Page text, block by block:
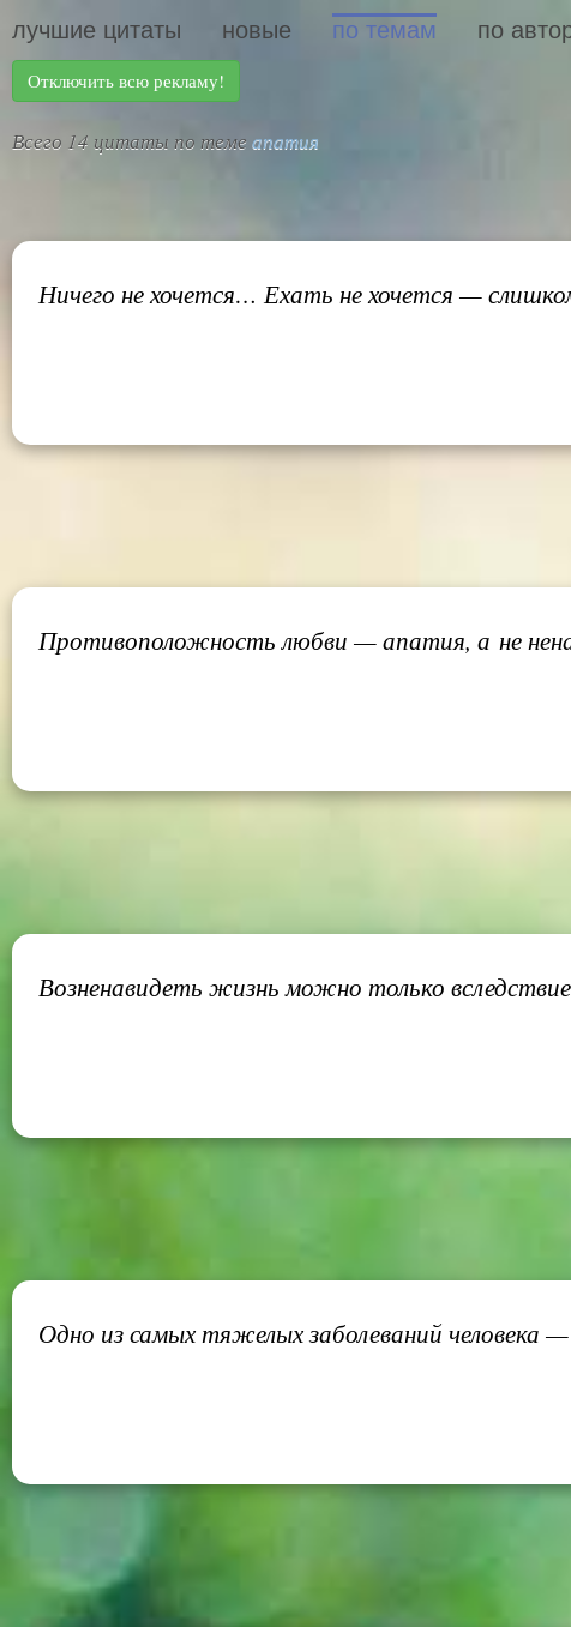
лучшие цитаты новые по темам по
Отключить всю рекламу!
Всего 14 цитаты по теме апатия
Ничего не хочется… Ехать не хочется —
Противоположность любви — апатия, а не
Возненавидеть жизнь можно только
Одно из самых тяжелых заболеваний